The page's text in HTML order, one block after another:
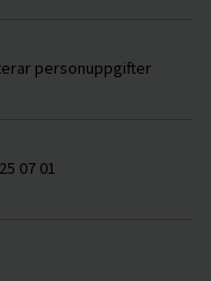
personuppgifter
07 01